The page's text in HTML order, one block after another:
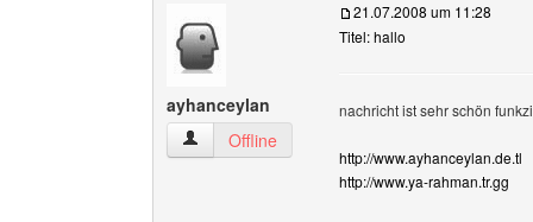
ayhanceylan
ayhanceylan Benutzer-Profile anzeigen
Offline
21.07.2008 um 11:28
Titel: hallo
nachricht ist sehr schön
http://www.ayhanceylan.de.tl
http://www.ya-rahman.tr.gg